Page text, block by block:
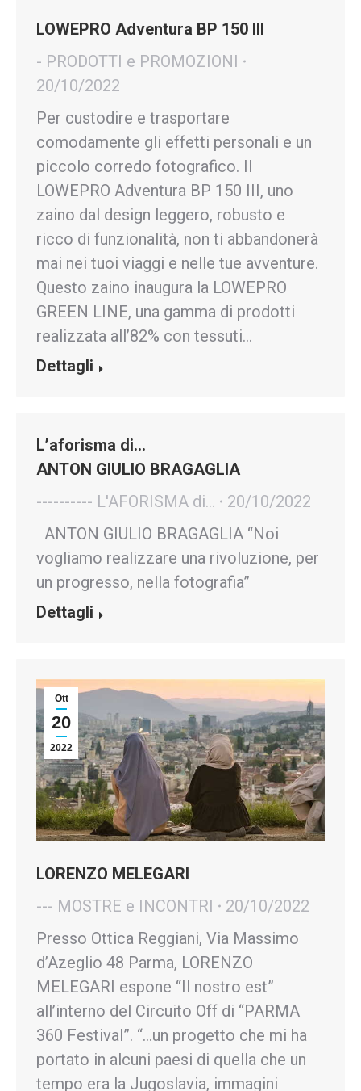
LOWEPRO Adventura BP 150 III
- PRODOTTI e PROMOZIONI
20/10/2022
Per custodire e trasportare
comodamente gli effetti personali e un
piccolo corredo fotografico. Il
LOWEPRO Adventura BP 150 III, uno
zaino dal design leggero, robusto e
ricco di funzionalità, non ti abbandonerà
mai nei tuoi viaggi e nelle tue avventure.
Questo zaino inaugura la LOWEPRO
GREEN LINE, una gamma di prodotti
realizzata all’82% con tessuti…
Dettagli
L’aforisma di…
ANTON GIULIO BRAGAGLIA
---------- L'AFORISMA di...
20/10/2022
ANTON GIULIO BRAGAGLIA “Noi
vogliamo realizzare una rivoluzione, per
un progresso, nella fotografia”
Dettagli
Ott
20
2022
LORENZO MELEGARI
--- MOSTRE e INCONTRI
20/10/2022
Presso Ottica Reggiani, Via Massimo
d’Azeglio 48 Parma, LORENZO
MELEGARI espone “Il nostro est”
all’interno del Circuito Off di “PARMA
360 Festival”. “…un progetto che mi ha
portato in alcuni paesi di quella che un
tempo era la Jugoslavia, immagini